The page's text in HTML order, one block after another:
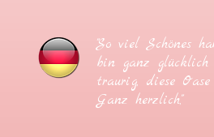
"So viel Schönes
bin ganz
traurig, diese Oase
Ganz herzlich,"